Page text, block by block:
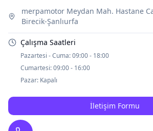
merpamotor Meydan Mah. Hastane
Birecik-Şanlıurfa
Çalışma Saatleri
Pazartesi - Cuma:09:00 - 18:00
Cumartesi:09:00 - 16:00
Pazar: Kapalı
İletişim Formu